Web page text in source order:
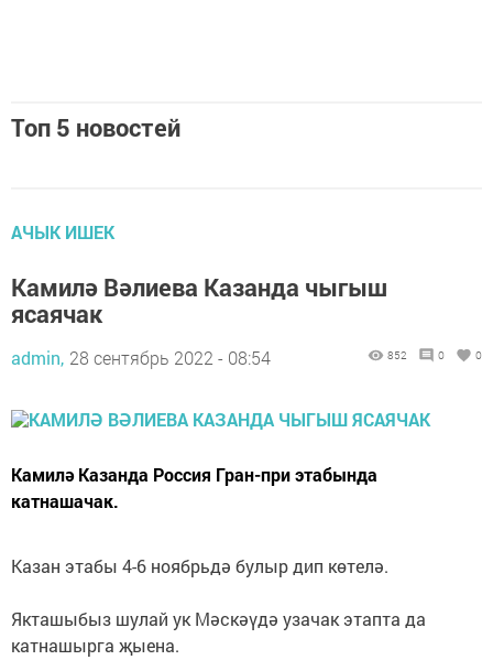
Топ 5 новостей
АЧЫК ИШЕК
Камилә Вәлиева Казанда чыгыш
ясаячак
admin, 28 сентябрь 2022 - 08:54 852 0 0
Камилә Казанда Россия Гран-при этабында
катнашачак.
Казан этабы 4-6 ноябрьдә булыр дип көтелә.
Якташыбыз шулай ук Мәскәүдә узачак этапта да
катнашырга җыена.